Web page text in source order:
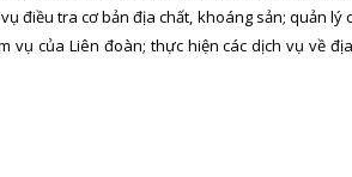
điều tra cơ bản địa chất, khoáng sản; quản lý
vụ của Liên đoàn; thực hiện các dịch vụ về